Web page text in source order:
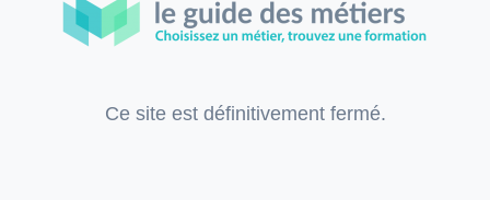
Ce site est définitivement fermé.